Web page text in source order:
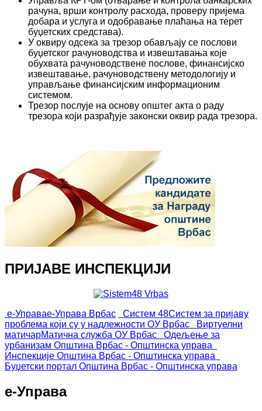
рачуна, врши контролу расхода, проверу пријема
добара и услуга и одобравање плаћања на терет
буџетских средстава).
У оквиру одсека за трезор обављају се послови
буџетског рачуноводства и извештавања које
обухвата рачуноводствене послове, финансијско
извештавање, рачуноводствену методологију и
управљање финансијским информационим
системом.
Трезор послује на основу општег акта о раду
трезора који разрађује законски оквир рада трезора.
ПРИЈАВЕ ИНСПЕКЦИЈИ
е-Управае-Управа Врбас Систем 48Систем за пријаву
проблема који су у надлежности ОУ Врбас
Виртуелни
матичарМатична служба ОУ Врбас
Одељење за
урбанизам Општина Врбас - Општинска управа
Инспекције Општина Врбас - Општинска управа
Буџетски портал Општина Врбас - Општинска управа
е-Управа